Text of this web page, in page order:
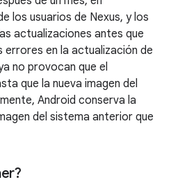
los usuarios de Nexus, y los
actualizaciones antes que
errores en la actualización de
no provocan que el
que la nueva imagen del
Android conserva la
del sistema anterior que